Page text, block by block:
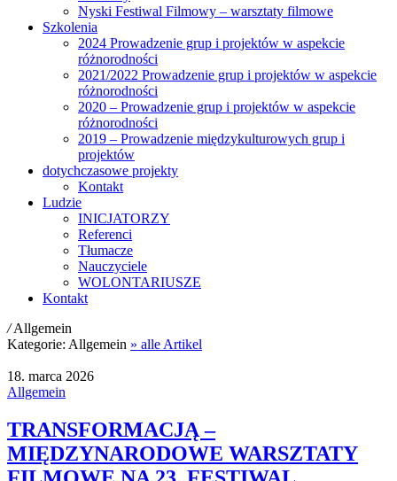
Nyski Festiwal Filmowy – warsztaty filmowe
Szkolenia
2024 Prowadzenie grup i projektów w aspekcie
różnorodności
2021/2022 Prowadzenie grup i projektów w aspekcie
różnorodności
2020 – Prowadzenie grup i projektów w aspekcie
różnorodności
2019 – Prowadzenie międzykulturowych grup i
projektów
dotychczasowe projekty
Kontakt
Ludzie
INICJATORZY
Referenci
Tłumacze
Nauczyciele
WOLONTARIUSZE
Kontakt
/ Allgemein
Kategorie: Allgemein » alle Artikel
18. marca 2026
Allgemein
TRANSFORMACJĄ –
MIĘDZYNARODOWE WARSZTATY